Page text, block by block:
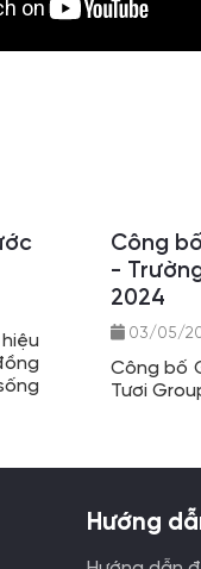
Công
-
2024
03/05/
Công bố
Tươi
Hướng